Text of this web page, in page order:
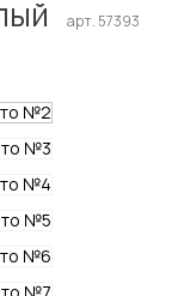
арт. 57393